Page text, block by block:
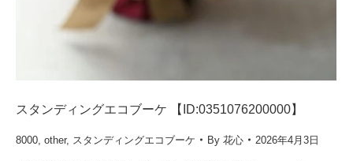
スタンディングエコブーケ 【ID:0351076200000】
8000 other, スタンディングエコブーケ By 花心 2026年4月3日